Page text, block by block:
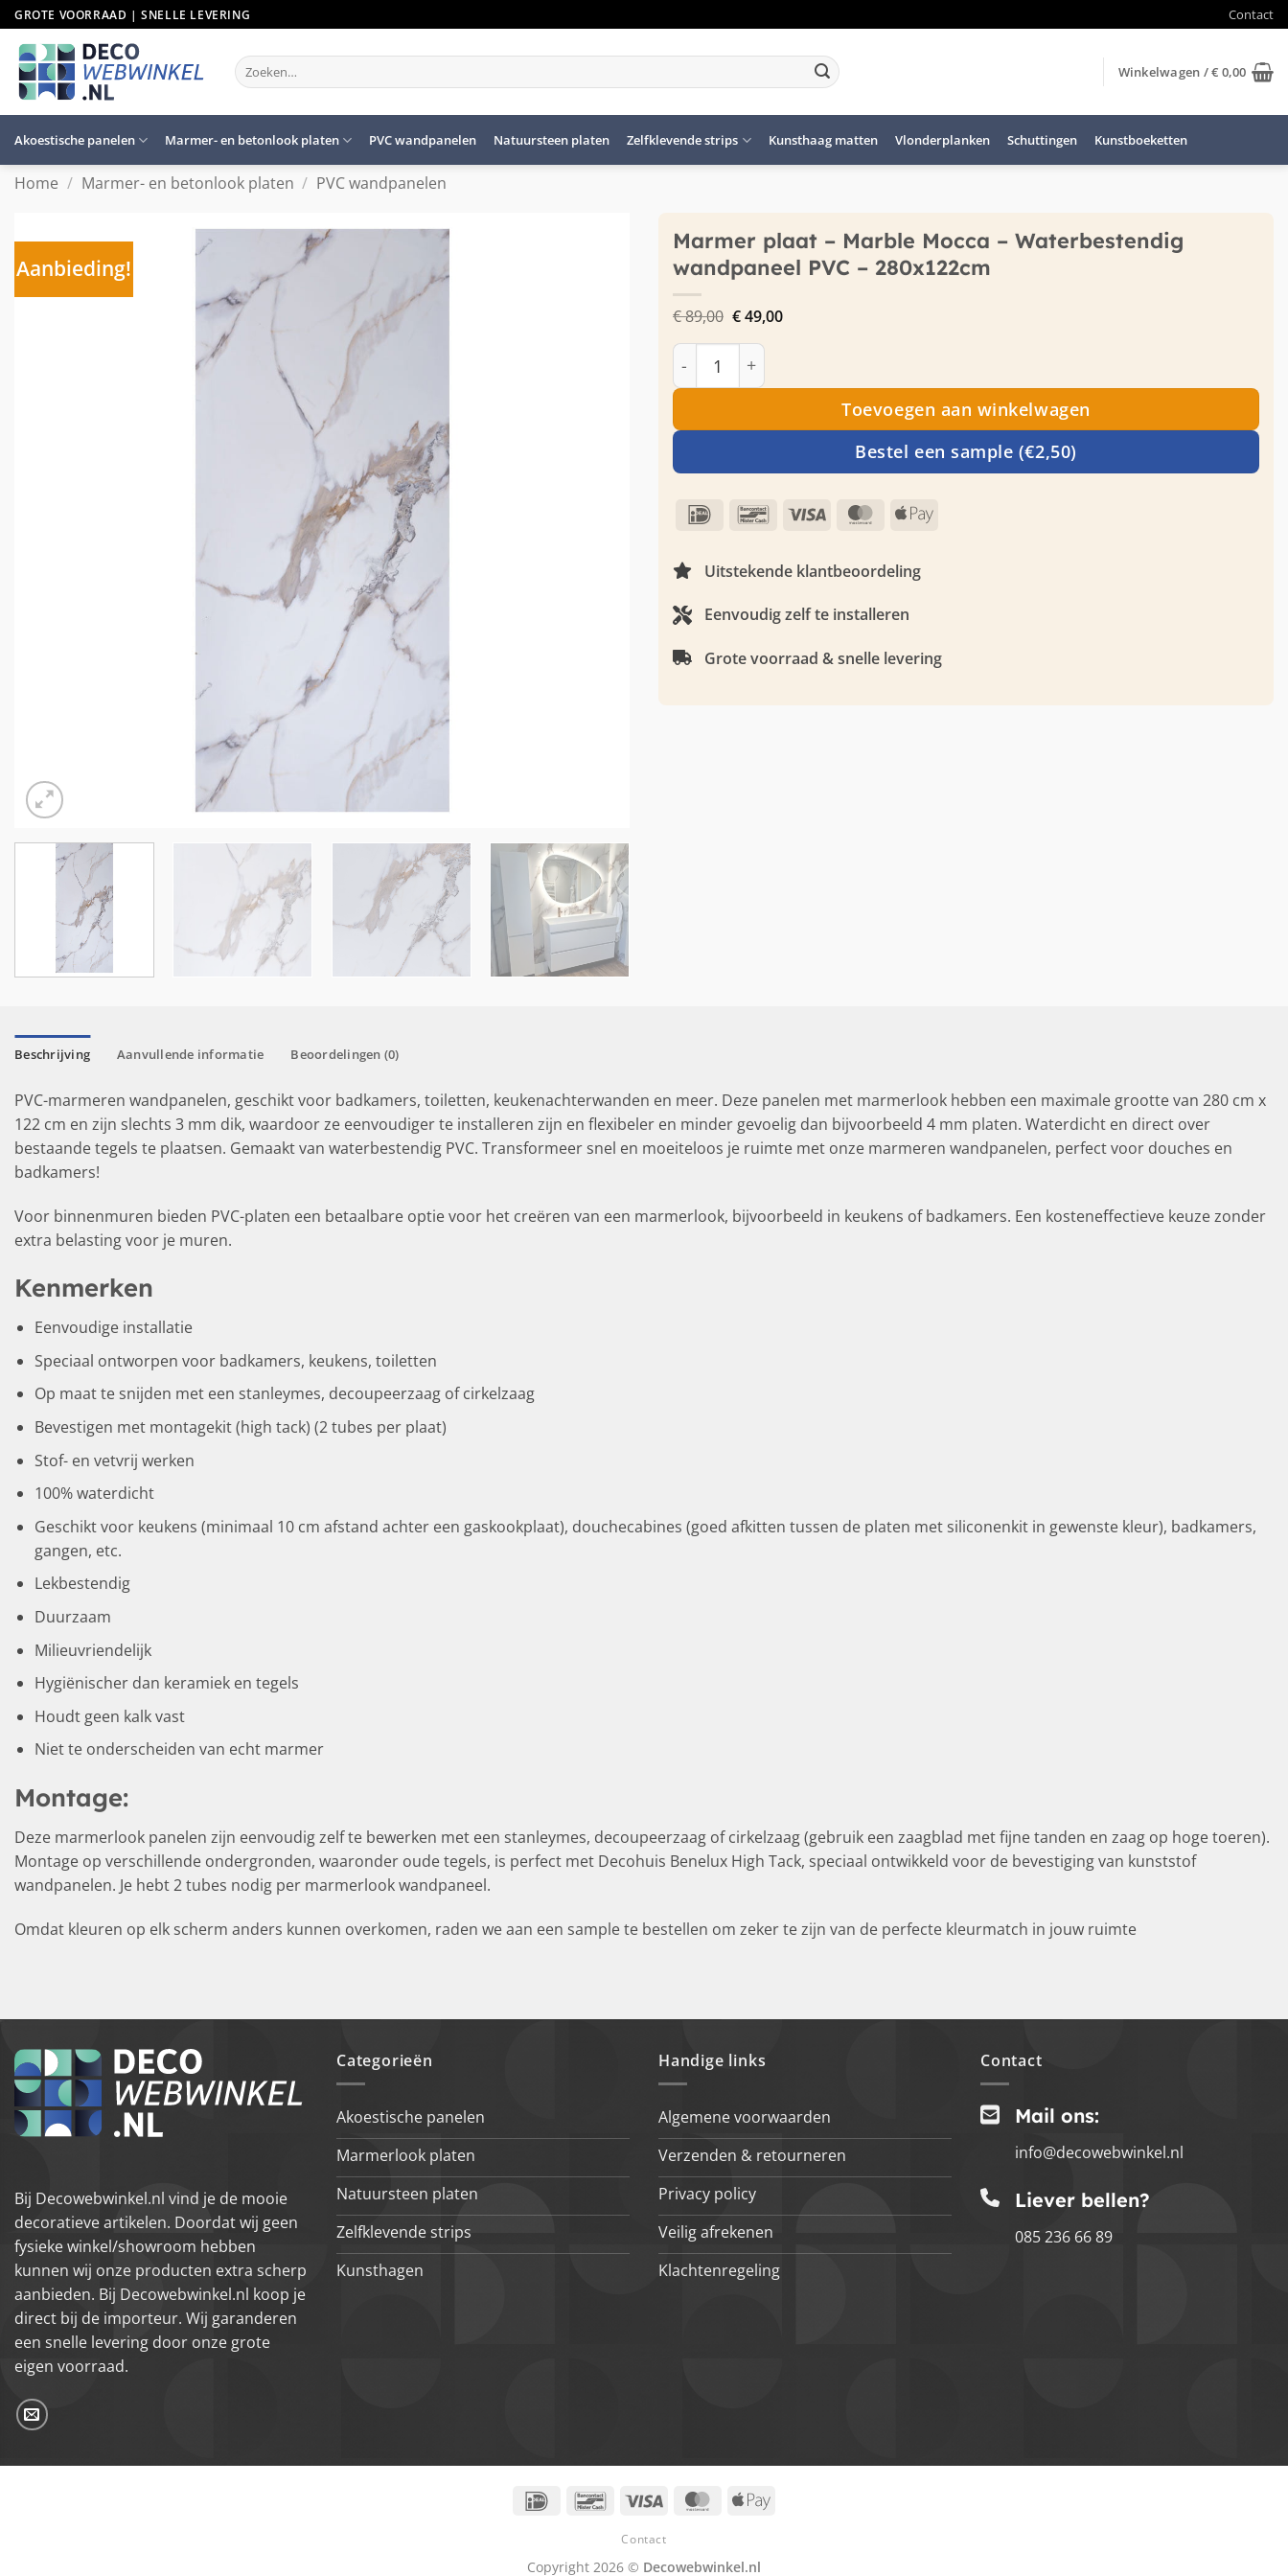
Ga
naar
inhoud
GROTE VOORRAAD | SNELLE LEVERING Contact
Zoeken
naar:
Winkelwagen /€ 0,00
Akoestische panelen Marmer- en betonlook platen PVC wandpanelen Natuursteen platen Zelfklevende strips Kunsthaag matten Vlonderplanken Schuttingen Kunstboeketten
Home / Marmer- en betonlook platen / PVC wandpanelen
Aanbieding!
Marmer plaat – Marble Mocca – Waterbestendig
wandpaneel PVC – 280x122cm
€89,00 Oorspronkelijke
prijs
was:
€ 89,00.
€49,00Huidige
Marmer plaat - Marble Mocca - Waterbestendig wandpaneel PVC - 280x122cm
Toevoegen aan winkelwagen
Bestel een sample (€2,50)
IDeal Bancontact
Visa MasterCard
Apple
Uitstekende klantbeoordeling
Eenvoudig zelf te installeren
Grote voorraad & snelle levering
Beschrijving Aanvullende informatie Beoordelingen (0)
PVC-marmeren wandpanelen, geschikt voor badkamers, toiletten, keukenachterwanden en meer. Deze panelen met marmerlook hebben een maximale grootte van 280 cm x
122 cm en zijn slechts 3 mm dik, waardoor ze eenvoudiger te installeren zijn en flexibeler en minder gevoelig dan bijvoorbeeld 4 mm platen. Waterdicht en direct over
bestaande tegels te plaatsen. Gemaakt van waterbestendig PVC. Transformeer snel en moeiteloos je ruimte met onze marmeren wandpanelen, perfect voor douches en
badkamers!
Voor binnenmuren bieden PVC-platen een betaalbare optie voor het creëren van een marmerlook, bijvoorbeeld in keukens of badkamers. Een kosteneffectieve keuze zonder
extra belasting voor je muren.
Kenmerken
Eenvoudige installatie
Speciaal ontworpen voor badkamers, keukens, toiletten
Op maat te snijden met een stanleymes, decoupeerzaag of cirkelzaag
Bevestigen met montagekit (high tack) (2 tubes per plaat)
Stof- en vetvrij werken
100% waterdicht
Geschikt voor keukens (minimaal 10 cm afstand achter een gaskookplaat), douchecabines (goed afkitten tussen de platen met siliconenkit in gewenste kleur), badkamers,
gangen, etc.
Lekbestendig
Duurzaam
Milieuvriendelijk
Hygiënischer dan keramiek en tegels
Houdt geen kalk vast
Niet te onderscheiden van echt marmer
Montage:
Deze marmerlook panelen zijn eenvoudig zelf te bewerken met een stanleymes, decoupeerzaag of cirkelzaag (gebruik een zaagblad met fijne tanden en zaag op hoge toeren).
Montage op verschillende ondergronden, waaronder oude tegels, is perfect met Decohuis Benelux High Tack, speciaal ontwikkeld voor de bevestiging van kunststof
wandpanelen. Je hebt 2 tubes nodig per marmerlook wandpaneel.
Omdat kleuren op elk scherm anders kunnen overkomen, raden we aan een sample te bestellen om zeker te zijn van de perfecte kleurmatch in jouw ruimte
Bij Decowebwinkel.nl vind je de mooie
decoratieve artikelen. Doordat wij geen
fysieke winkel/showroom hebben
kunnen wij onze producten extra scherp
aanbieden. Bij Decowebwinkel.nl koop je
direct bij de importeur. Wij garanderen
een snelle levering door onze grote
eigen voorraad.
Categorieën
Akoestische panelen
Marmerlook platen
Natuursteen platen
Zelfklevende strips
Kunsthagen
Handige links
Algemene voorwaarden
Verzenden & retourneren
Privacy policy
Veilig afrekenen
Klachtenregeling
Contact
Mail ons:
info@decowebwinkel.nl
Liever bellen?
085 236 66 89
IDeal BancontactVisa MasterCardApple
Contact
Copyright 2026 © Decowebwinkel.nl